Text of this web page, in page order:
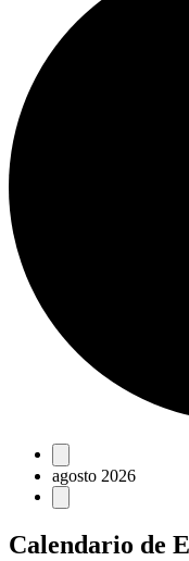
Eventos
agosto 2026
Calendario de